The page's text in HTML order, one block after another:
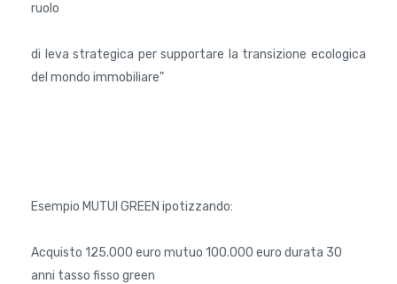
ruolo
di leva strategica per supportare la transizione ecologica
del mondo immobiliare"
Esempio MUTUI GREEN ipotizzando:
Acquisto 125.000 euro mutuo 100.000 euro durata 30
anni tasso fisso green